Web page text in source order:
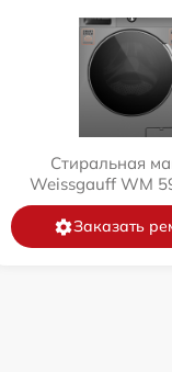
Стиральная
Weissgauff WM
Заказать